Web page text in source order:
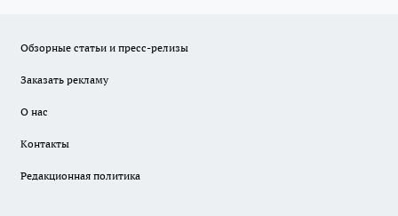
Обзорные статьи и пресс-релизы
Заказать рекламу
О нас
Контакты
Редакционная политика